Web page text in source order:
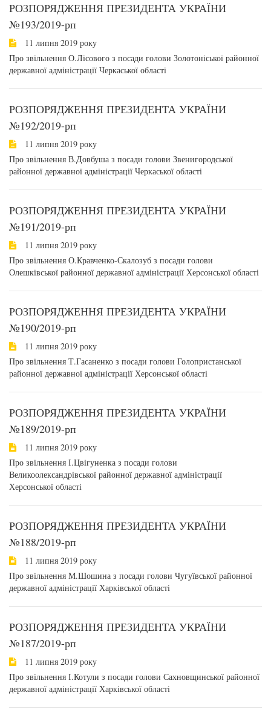
РОЗПОРЯДЖЕННЯ ПРЕЗИДЕНТА УКРАЇНИ
№193/2019-рп
11 липня 2019 року
Про звільнення О.Лісового з посади голови Золотоніської районної
державної адміністрації Черкаської області
РОЗПОРЯДЖЕННЯ ПРЕЗИДЕНТА УКРАЇНИ
№192/2019-рп
11 липня 2019 року
Про звільнення В.Довбуша з посади голови Звенигородської
районної державної адміністрації Черкаської області
РОЗПОРЯДЖЕННЯ ПРЕЗИДЕНТА УКРАЇНИ
№191/2019-рп
11 липня 2019 року
Про звільнення О.Кравченко-Скалозуб з посади голови
Олешківської районної державної адміністрації Херсонської області
РОЗПОРЯДЖЕННЯ ПРЕЗИДЕНТА УКРАЇНИ
№190/2019-рп
11 липня 2019 року
Про звільнення Т.Гасаненко з посади голови Голопристанської
районної державної адміністрації Херсонської області
РОЗПОРЯДЖЕННЯ ПРЕЗИДЕНТА УКРАЇНИ
№189/2019-рп
11 липня 2019 року
Про звільнення І.Цвігуненка з посади голови
Великоолександрівської районної державної адміністрації
Херсонської області
РОЗПОРЯДЖЕННЯ ПРЕЗИДЕНТА УКРАЇНИ
№188/2019-рп
11 липня 2019 року
Про звільнення М.Шошина з посади голови Чугуївської районної
державної адміністрації Харківської області
РОЗПОРЯДЖЕННЯ ПРЕЗИДЕНТА УКРАЇНИ
№187/2019-рп
11 липня 2019 року
Про звільнення І.Котули з посади голови Сахновщинської районної
державної адміністрації Харківської області